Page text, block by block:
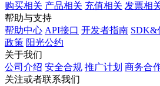
购买相关 产品相关 充值相关 发票相
帮助与支持
帮助中心 API接口 开发者指南 SDK&
政策 阳光公约
关于我们
公司介绍 安全合规 推广计划 商务合
关注或者联系我们